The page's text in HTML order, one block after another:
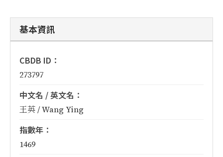
基本資訊
CBDB ID：
273797
中文名 / 英文名：
王英 / Wang Ying
指數年：
1469